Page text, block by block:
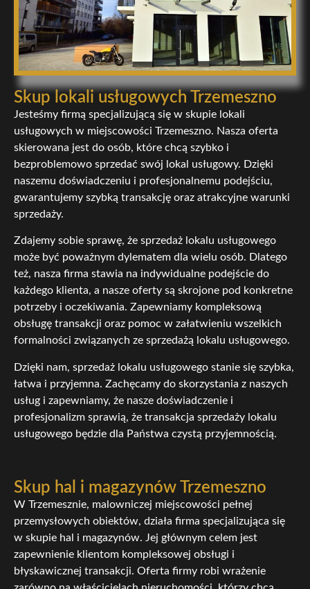
Skup lokali usługowych Trzemeszno
Jesteśmy firmą specjalizującą się w skupie lokali
usługowych w miejscowości Trzemeszno. Nasza oferta
skierowana jest do osób, które chcą szybko i
bezproblemowo sprzedać swój lokal usługowy. Dzięki
naszemu doświadczeniu i profesjonalnemu podejściu,
gwarantujemy szybką transakcję oraz atrakcyjne warunki
sprzedaży.
Zdajemy sobie sprawę, że sprzedaż lokalu usługowego
może być poważnym dylematem dla wielu osób. Dlatego
też, nasza firma stawia na indywidualne podejście do
każdego klienta, a nasze oferty są skrojone pod konkretne
potrzeby i oczekiwania. Zapewniamy kompleksową
obsługę transakcji oraz pomoc w załatwieniu wszelkich
formalności związanych ze sprzedażą lokalu usługowego.
Dzięki nam, sprzedaż lokalu usługowego stanie się szybka,
łatwa i przyjemna. Zachęcamy do skorzystania z naszych
usług i zapewniamy, że nasze doświadczenie i
profesjonalizm sprawią, że transakcja sprzedaży lokalu
usługowego będzie dla Państwa czystą przyjemnością.
Skup hal i magazynów Trzemeszno
W Trzemesznie, malowniczej miejscowości pełnej
przemysłowych obiektów, działa firma specjalizująca się
w skupie hal i magazynów. Jej głównym celem jest
zapewnienie klientom kompleksowej obsługi i
błyskawicznej transakcji. Oferta firmy robi wrażenie